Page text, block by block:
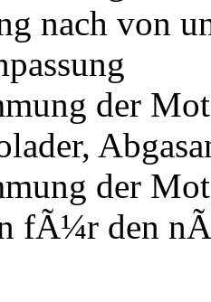
nach von
der
der
fÃ¼r den